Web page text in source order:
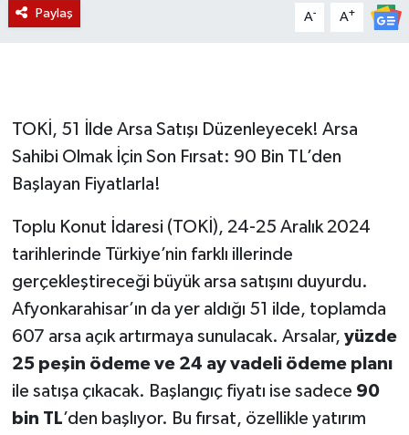
Paylaş A- A+
TOKİ, 51 İlde Arsa Satışı Düzenleyecek! Arsa
Sahibi Olmak İçin Son Fırsat: 90 Bin TL’den
Başlayan Fiyatlarla!
Toplu Konut İdaresi (TOKİ), 24-25 Aralık 2024
tarihlerinde Türkiye’nin farklı illerinde
gerçekleştireceği büyük arsa satışını duyurdu.
Afyonkarahisar’ın da yer aldığı 51 ilde, toplamda
607 arsa açık artırmaya sunulacak. Arsalar, yüzde
25 peşin ödeme ve 24 ay vadeli ödeme planı
ile satışa çıkacak. Başlangıç fiyatı ise sadece 90
bin TL’den başlıyor. Bu fırsat, özellikle yatırım